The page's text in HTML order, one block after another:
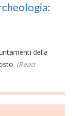
della
(Read